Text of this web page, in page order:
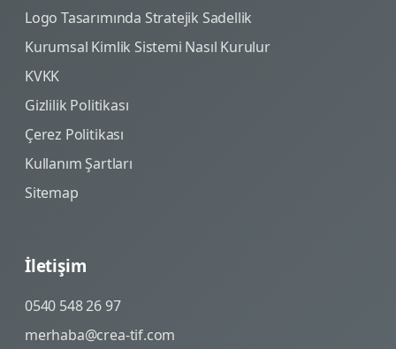
Logo Tasarımında Stratejik Sadellik
Kurumsal Kimlik Sistemi Nasıl Kurulur
KVKK
Gizlilik Politikası
Çerez Politikası
Kullanım Şartları
Sitemap
İletişim
0540 548 26 97
merhaba@crea-tif.com